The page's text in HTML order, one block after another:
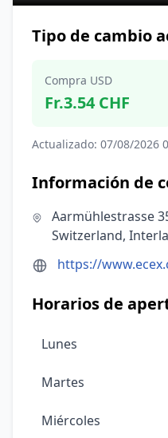
Tipo de cambio
Compra USD
Fr.3.54 CHF
Actualizado: 07/08/2026
Información de
Aarmühlestrasse
Switzerland,
https://
Horarios de
Lunes
Martes
Miércoles